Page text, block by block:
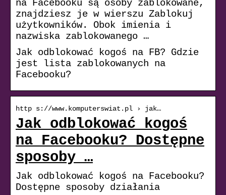
na Facebooku są osoby zablokowane,
znajdziesz je w wierszu Zablokuj
użytkowników. Obok imienia i
nazwiska zablokowanego …
Jak odblokować kogoś na FB? Gdzie
jest lista zablokowanych na
Facebooku?
http s://www.komputerswiat.pl › jak…
Jak odblokować kogoś
na Facebooku? Dostępne
sposoby …
Jak odblokować kogoś na Facebooku?
Dostępne sposoby działania